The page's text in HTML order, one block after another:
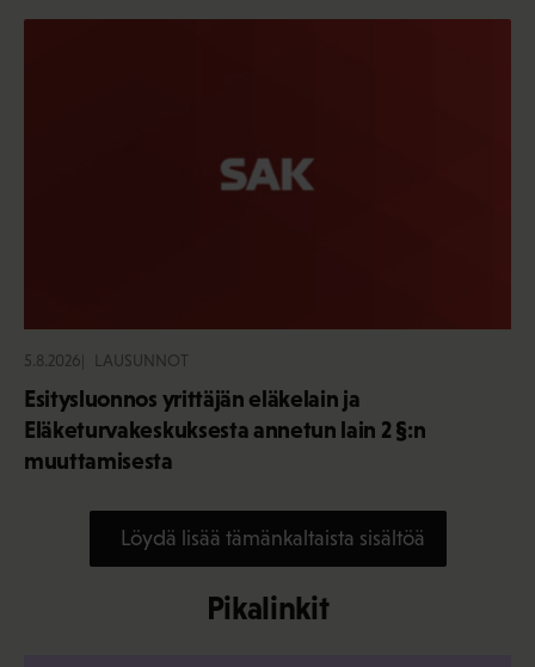
5.8.2026 LAUSUNNOT
Esitysluonnos yrittäjän eläkelain ja
Eläketurvakeskuksesta annetun lain 2 §:n
muuttamisesta
Löydä lisää tämänkaltaista sisältöä
Pikalinkit